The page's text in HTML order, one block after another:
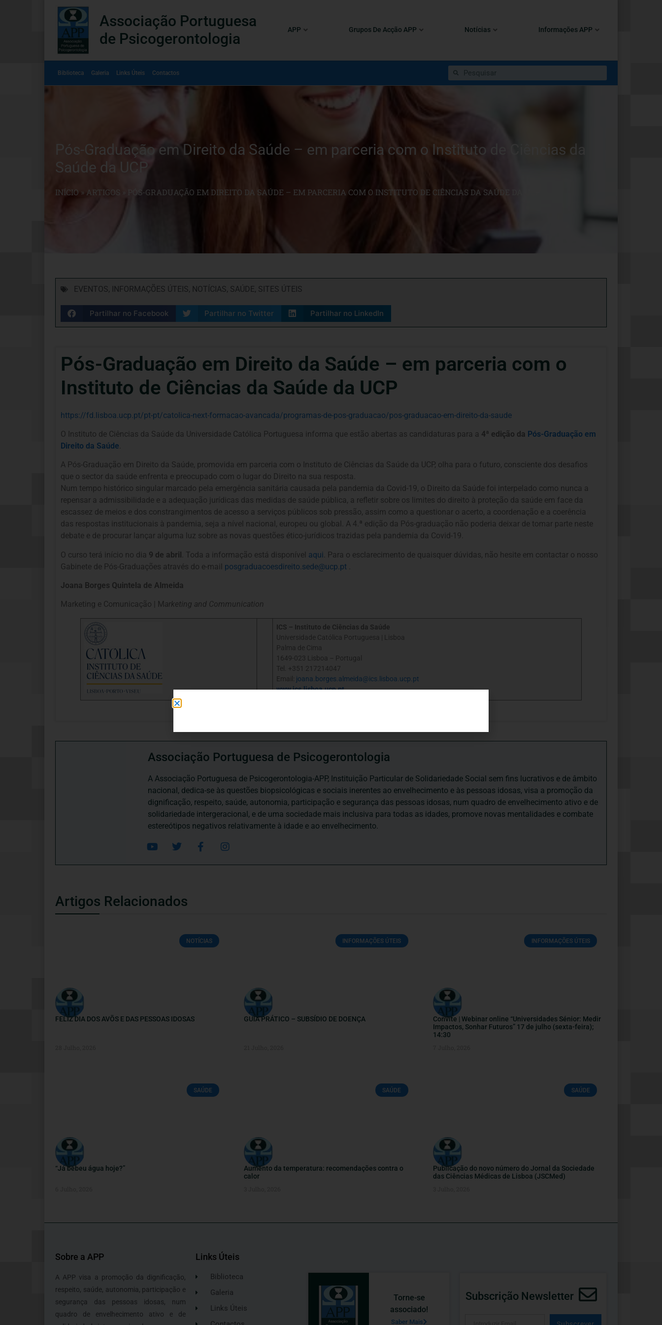
Associação Portuguesa
de Psicogerontologia
APP Grupos De Acção APP Notícias Informações APP
Biblioteca Galeria Links Úteis Contactos
Pós-Graduação em Direito da Saúde – em parceria com o Instituto de Ciências da
Saúde da UCP
INÍCIO » ARTIGOS PÓS-GRADUAÇÃO EM DIREITO DA SAÚDE – EM PARCERIA COM O INSTITUTO DE CIÊNCIAS DA SAÚDE DA UCP
EVENTOS, INFORMAÇÕES ÚTEIS, NOTÍCIAS, SAÚDE, SITES ÚTEIS
Partilhar no Facebook Partilhar no Twitter Partilhar no LinkedIn
Pós-Graduação em Direito da Saúde – em parceria com o
Instituto de Ciências da Saúde da UCP
https://fd.lisboa.ucp.pt/pt-pt/catolica-next-formacao-avancada/programas-de-pos-graduacao/pos-graduacao-em-direito-da-saude
O Instituto de Ciências da Saúde da Universidade Católica Portuguesa informa que estão abertas as candidaturas para a 4ª edição da Pós-Graduação em
Direito da Saúde
A Pós-Graduação em Direito da Saúde, promovida em parceria com o Instituto de Ciências da Saúde da UCP, olha para o futuro, consciente dos desafios
que o sector da saúde enfrenta e preocupado com o lugar do Direito na sua resposta.
Num tempo histórico singular marcado pela emergência sanitária causada pela pandemia da Covid-19, o Direito da Saúde foi interpelado como nunca a
repensar a admissibilidade e a adequação jurídicas das medidas de saúde pública, a refletir sobre os limites do direito à proteção da saúde em face da
escassez de meios e dos constrangimentos de acesso a serviços públicos sob pressão, assim como a questionar o acerto, a coordenação e a coerência
das respostas institucionais à pandemia, seja a nível nacional, europeu ou global. A 4.ª edição da Pós-graduação não poderia deixar de tomar parte neste
debate e de procurar lançar alguma luz sobre as novas questões ético-jurídicos trazidas pela pandemia da Covid-19.
O curso terá início no dia 9 de abril . Toda a informação está disponível aqui . Para o esclarecimento de quaisquer dúvidas, não hesite em contactar o nosso
Gabinete de Pós-Graduações através do e-mail posgraduacoesdireito.sede@ucp.pt
Joana Borges Quintela de Almeida
Marketing e Comunicação | M arketing and Communication
ICS – Instituto de Ciências da Saúde
Universidade Católica Portuguesa | Lisboa
Palma de Cima
1649-023 Lisboa – Portugal
Tel. +351 217214047
Email: joana.borges.almeida@ics.lisboa.ucp.pt
www.ics.lisboa.ucp.pt
Associação Portuguesa de Psicogerontologia
A Associação Portuguesa de Psicogerontologia-APP, Instituição Particular de Solidariedade Social sem fins lucrativos e de âmbito
nacional, dedica-se às questões biopsicológicas e sociais inerentes ao envelhecimento e às pessoas idosas, visa a promoção da
dignificação, respeito, saúde, autonomia, participação e segurança das pessoas idosas, num quadro de envelhecimento ativo e de
solidariedade intergeracional, e de uma sociedade mais inclusiva para todas as idades, promove novas mentalidades e combate
estereótipos negativos relativamente à idade e ao envelhecimento.
Artigos Relacionados
NOTÍCIAS
FELIZ DIA DOS AVÕS E DAS PESSOAS IDOSAS
INFORMAÇÕES ÚTEIS
GUIA PRÁTICO – SUBSÍDIO DE DOENÇA
INFORMAÇÕES ÚTEIS
Convite | Webinar online “Universidades Sénior: Medir
Impactos, Sonhar Futuros” 17 de julho (sexta-feira);
14:30
SAÚDE
“Já bebeu água hoje?”
SAÚDE
Aumento da temperatura: recomendações contra o
calor
SAÚDE
Publicação do novo número do Jornal da Sociedade
das Ciências Médicas de Lisboa (JSCMed)
Sobre a APP
A APP visa a promoção da dignificação,
respeito, saúde, autonomia, participação e
segurança das pessoas idosas, num
quadro de envelhecimento ativo e de
Links Úteis
Biblioteca
Galeria
Links Úteis
Torne-se
associado!
Saber Mais
Subscrição Newsletter